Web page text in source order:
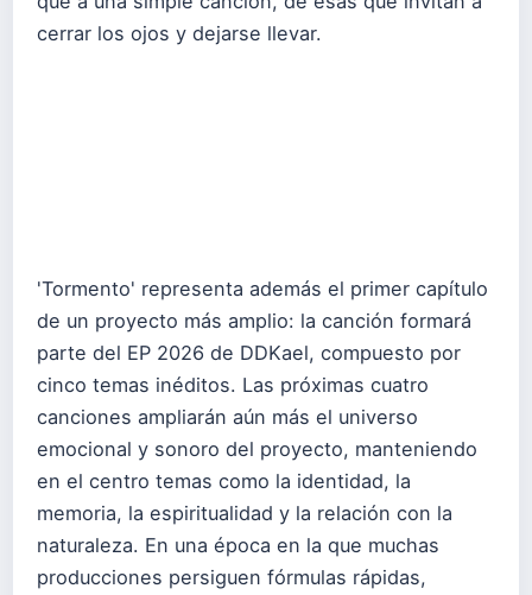
cerrar los ojos y dejarse llevar.
'Tormento' representa además el primer capítulo
de un proyecto más amplio: la canción formará
parte del EP 2026 de DDKael, compuesto por
cinco temas inéditos. Las próximas cuatro
canciones ampliarán aún más el universo
emocional y sonoro del proyecto, manteniendo
en el centro temas como la identidad, la
memoria, la espiritualidad y la relación con la
naturaleza. En una época en la que muchas
producciones persiguen fórmulas rápidas,